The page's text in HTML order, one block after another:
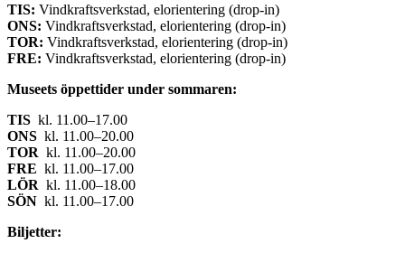
TIS: Vindkraftsverkstad, elorientering (drop-in)
ONS: Vindkraftsverkstad, elorientering (drop-in)
TOR: Vindkraftsverkstad, elorientering (drop-in)
FRE: Vindkraftsverkstad, elorientering (drop-in)
Museets öppettider under sommaren:
TIS kl. 11.00–17.00
ONS kl. 11.00–20.00
TOR kl. 11.00–20.00
FRE kl. 11.00–17.00
LÖR kl. 11.00–18.00
SÖN kl. 11.00–17.00
Biljetter: